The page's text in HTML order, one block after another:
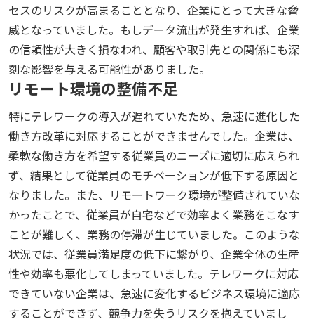
セスのリスクが高まることとなり、企業にとって大きな脅
威となっていました。もしデータ流出が発生すれば、企業
の信頼性が大きく損なわれ、顧客や取引先との関係にも深
刻な影響を与える可能性がありました。
リモート環境の整備不足
特にテレワークの導入が遅れていたため、急速に進化した
働き方改革に対応することができませんでした。企業は、
柔軟な働き方を希望する従業員のニーズに適切に応えられ
ず、結果として従業員のモチベーションが低下する原因と
なりました。また、リモートワーク環境が整備されていな
かったことで、従業員が自宅などで効率よく業務をこなす
ことが難しく、業務の停滞が生じていました。このような
状況では、従業員満足度の低下に繋がり、企業全体の生産
性や効率も悪化してしまっていました。テレワークに対応
できていない企業は、急速に変化するビジネス環境に適応
することができず、競争力を失うリスクを抱えていまし